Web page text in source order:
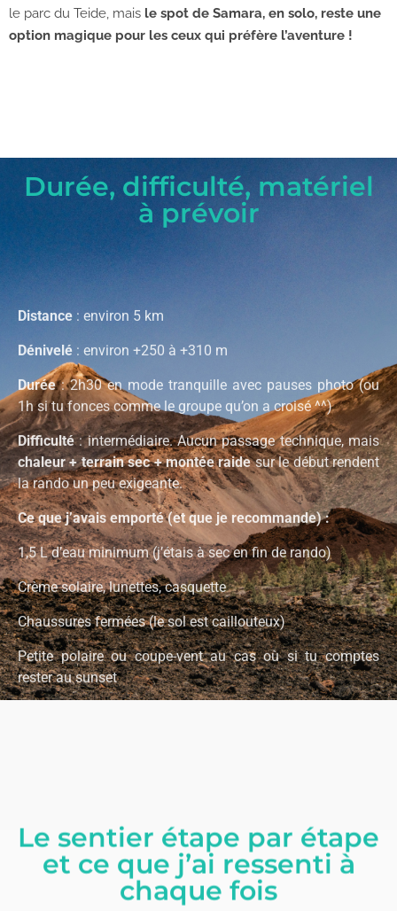
le parc du Teide, mais le spot de Samara, en solo, reste une
option magique pour les ceux qui préfère l’aventure !
Durée, difficulté, matériel
à prévoir
Distance : environ 5 km
Dénivelé
Durée: 2h30 en mode tranquille avec pauses photo (ou
1h si tu fonces comme le groupe qu’on a croisé ^^)
Difficulté: intermédiaire. Aucun passage technique, mais
chaleur + terrain sec + montée raidesur le début rendent
la rando un peu exigeante.
Ce que j’avais emporté (et que je recommande) :
1,5 L d’eau minimum (j’étais à sec en fin de rando)
Crème solaire, lunettes, casquette
Chaussures fermées (le sol est caillouteux)
Petite polaire ou coupe-vent au cas où si tu comptes
rester au sunset
Est-ce que j’ai besoin de mentionner le materiel photo ?
Le sentier étape par étape
et ce que j’ai ressenti à
chaque fois